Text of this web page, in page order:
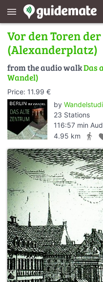
menu
Vor den Toren
(Alexanderplatz)
from the audio walkDas
Wandel)
Price: 11.99 €
by
23 Stations
116:57 min
4.95 km
directions_walk